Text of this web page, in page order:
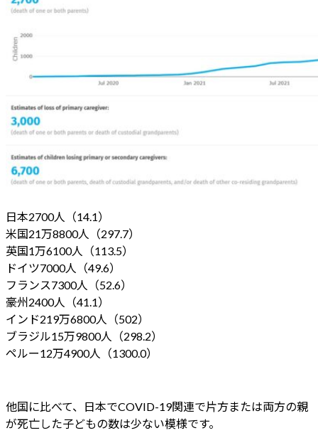
日本2700人（14.1）
米国21万8800人（297.7）
英国1万6100人（113.5）
ドイツ7000人（49.6）
フランス7300人（52.6）
豪州2400人（41.1）
インド219万6800人（502）
ブラジル15万9800人（298.2）
ペルー12万4900人（1300.0）
他国に比べて、日本でCOVID-19関連で片方または両方の親
が死亡した子どもの数は少ない模様です。